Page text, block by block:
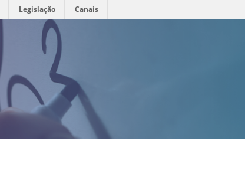
Legislação Canais